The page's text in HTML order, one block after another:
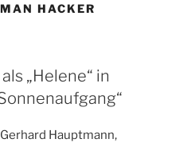
HACKER
„Helene“ in
Hauptmann,